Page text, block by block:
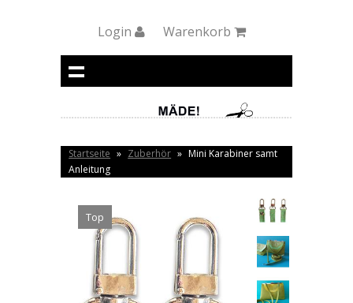
Login Warenkorb
Startseite » Zuberhör » Mini Karabiner samt
Anleitung
Top